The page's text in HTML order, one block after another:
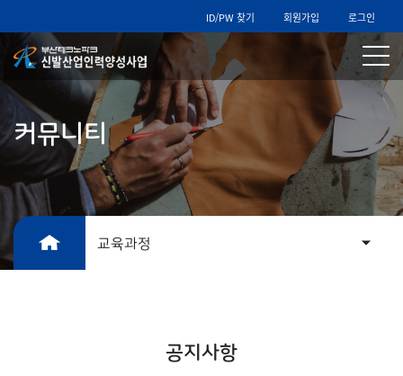
ID/PW 찾기 회원가입 로그인
커뮤니티
교육과정
공지사항